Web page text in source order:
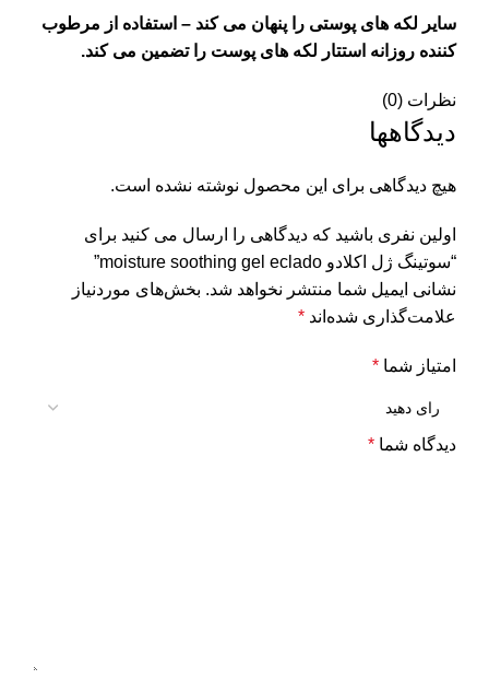
سایر لکه های پوستی را پنهان می کند – استفاده از مرطوب
کننده روزانه استتار لکه های پوست را تضمین می کند.
نظرات (0)
دیدگاهها
هیچ دیدگاهی برای این محصول نوشته نشده است.
اولین نفری باشید که دیدگاهی را ارسال می کنید برای
“سوتینگ ژل اکلادو moisture soothing gel eclado”
نشانی ایمیل شما منتشر نخواهد شد. بخش‌های موردنیاز
علامت‌گذاری شده‌اند *
امتیاز شما *
دیدگاه شما *